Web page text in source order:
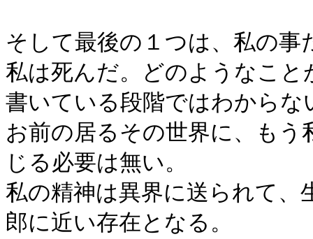
そして最後の１つは、私の事
私は死んだ。どのようなこ
書いている段階ではわから
お前の居るその世界に、も
じる必要は無い。
私の精神は異界に送られて、
郎に近い存在となる。